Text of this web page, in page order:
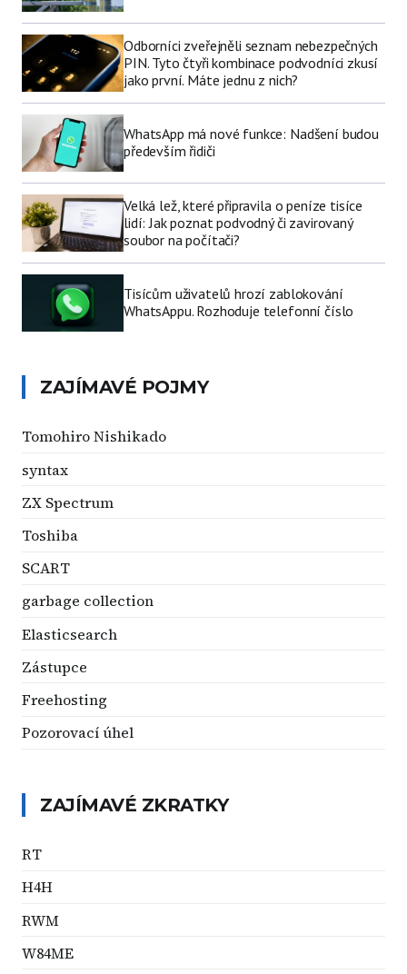
Odborníci zveřejněli seznam nebezpečných
PIN. Tyto čtyři kombinace podvodníci zkusí
jako první. Máte jednu z nich?
WhatsApp má nové funkce: Nadšení budou
především řidiči
Velká lež, které připravila o peníze tisíce
lidí: Jak poznat podvodný či zavirovaný
soubor na počítači?
Tisícům uživatelů hrozí zablokování
WhatsAppu. Rozhoduje telefonní číslo
ZAJÍMAVÉ POJMY
Tomohiro Nishikado
syntax
ZX Spectrum
Toshiba
SCART
garbage collection
Elasticsearch
Zástupce
Freehosting
Pozorovací úhel
ZAJÍMAVÉ ZKRATKY
RT
H4H
RWM
W84ME